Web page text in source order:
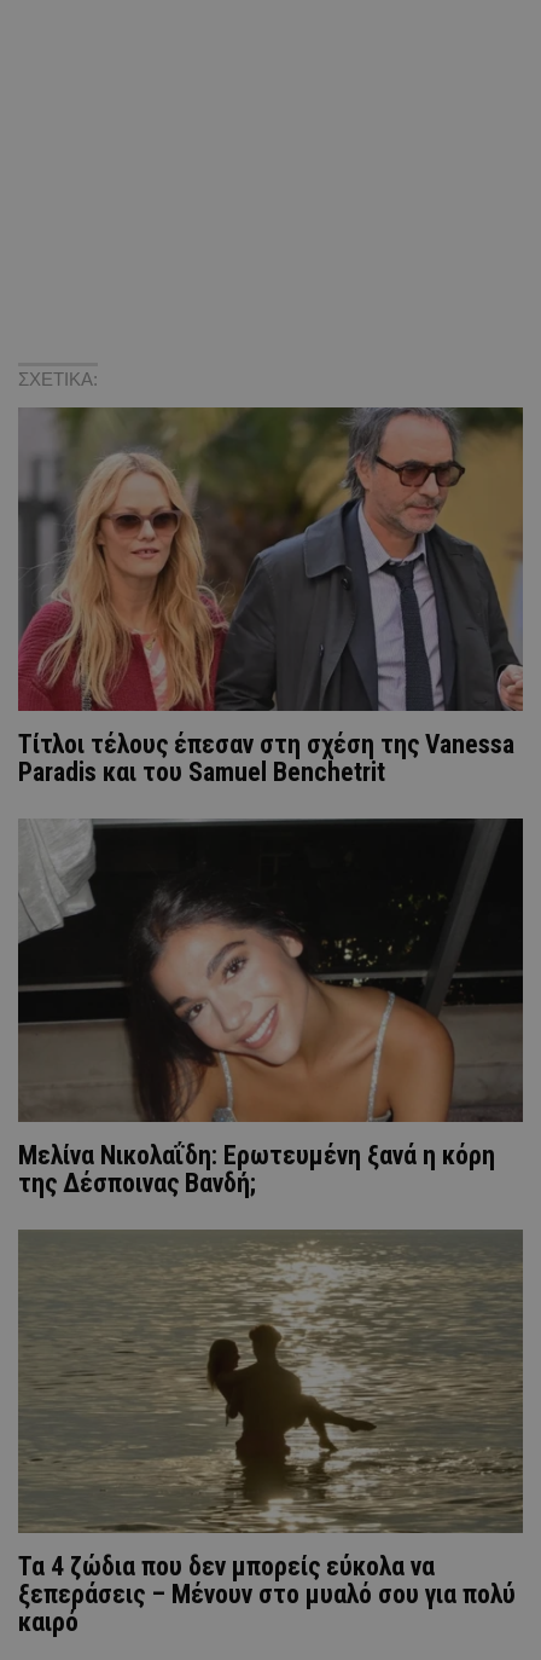
ΣΧΕΤΙΚΑ:
Τίτλοι τέλους έπεσαν στη σχέση της Vanessa
Paradis και του Samuel Benchetrit
Μελίνα Νικολαΐδη: Ερωτευμένη ξανά η κόρη
της Δέσποινας Βανδή;
Τα 4 ζώδια που δεν μπορείς εύκολα να
ξεπεράσεις – Μένουν στο μυαλό σου για πολύ
καιρό